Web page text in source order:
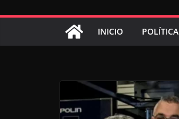
INICIO POLÍTICA